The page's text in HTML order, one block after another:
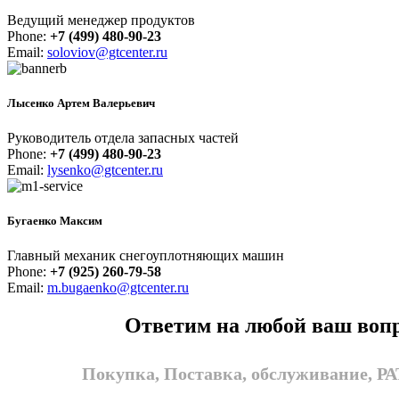
Ведущий менеджер продуктов
Phone: +7 (499) 480-90-23
Email: soloviov@gtcenter.ru
Лысенко Артем Валерьевич
Руководитель отдела запасных частей
Phone: +7 (499) 480-90-23
Email: lysenko@gtcenter.ru
Бугаенко Максим
Главный механик снегоуплотняющих машин
Phone: +7 (925) 260-79-58
Email: m.bugaenko@gtcenter.ru
Ответим на любой ваш
Покупка, Поставка, обслуживание,